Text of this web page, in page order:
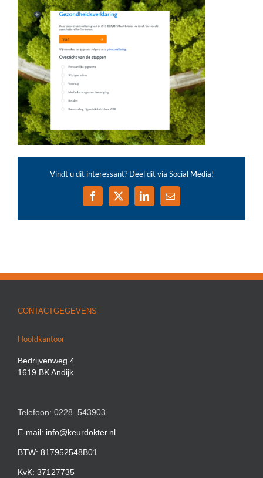
Vindt u dit interessant? Deel dit via Social Media!
Facebook
X LinkedIn
E-
CONTACTGEGEVENS
Hoofdkantoor
Bedrijvenweg 4
1619 BK Andijk
Telefoon: 0228–543903
E-mail: info@keurdokter.nl
BTW: 817952548B01
KvK: 37127735